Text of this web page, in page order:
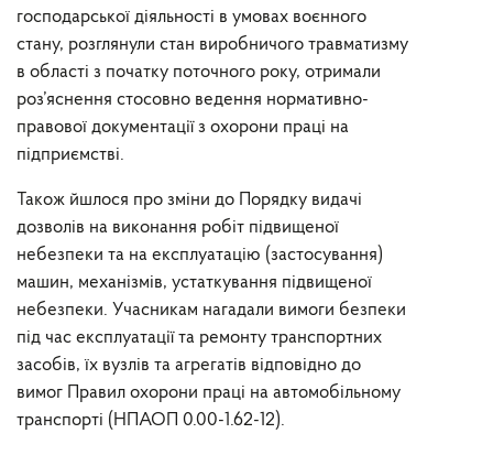
господарської діяльності в умовах воєнного
стану, розглянули стан виробничого травматизму
в області з початку поточного року, отримали
роз’яснення стосовно ведення нормативно-
правової документації з охорони праці на
підприємстві.
Також йшлося про зміни до Порядку видачі
дозволів на виконання робіт підвищеної
небезпеки та на експлуатацію (застосування)
машин, механізмів, устаткування підвищеної
небезпеки. Учасникам нагадали вимоги безпеки
під час експлуатації та ремонту транспортних
засобів, їх вузлів та агрегатів відповідно до
вимог Правил охорони праці на автомобільному
транспорті (НПАОП 0.00-1.62-12).